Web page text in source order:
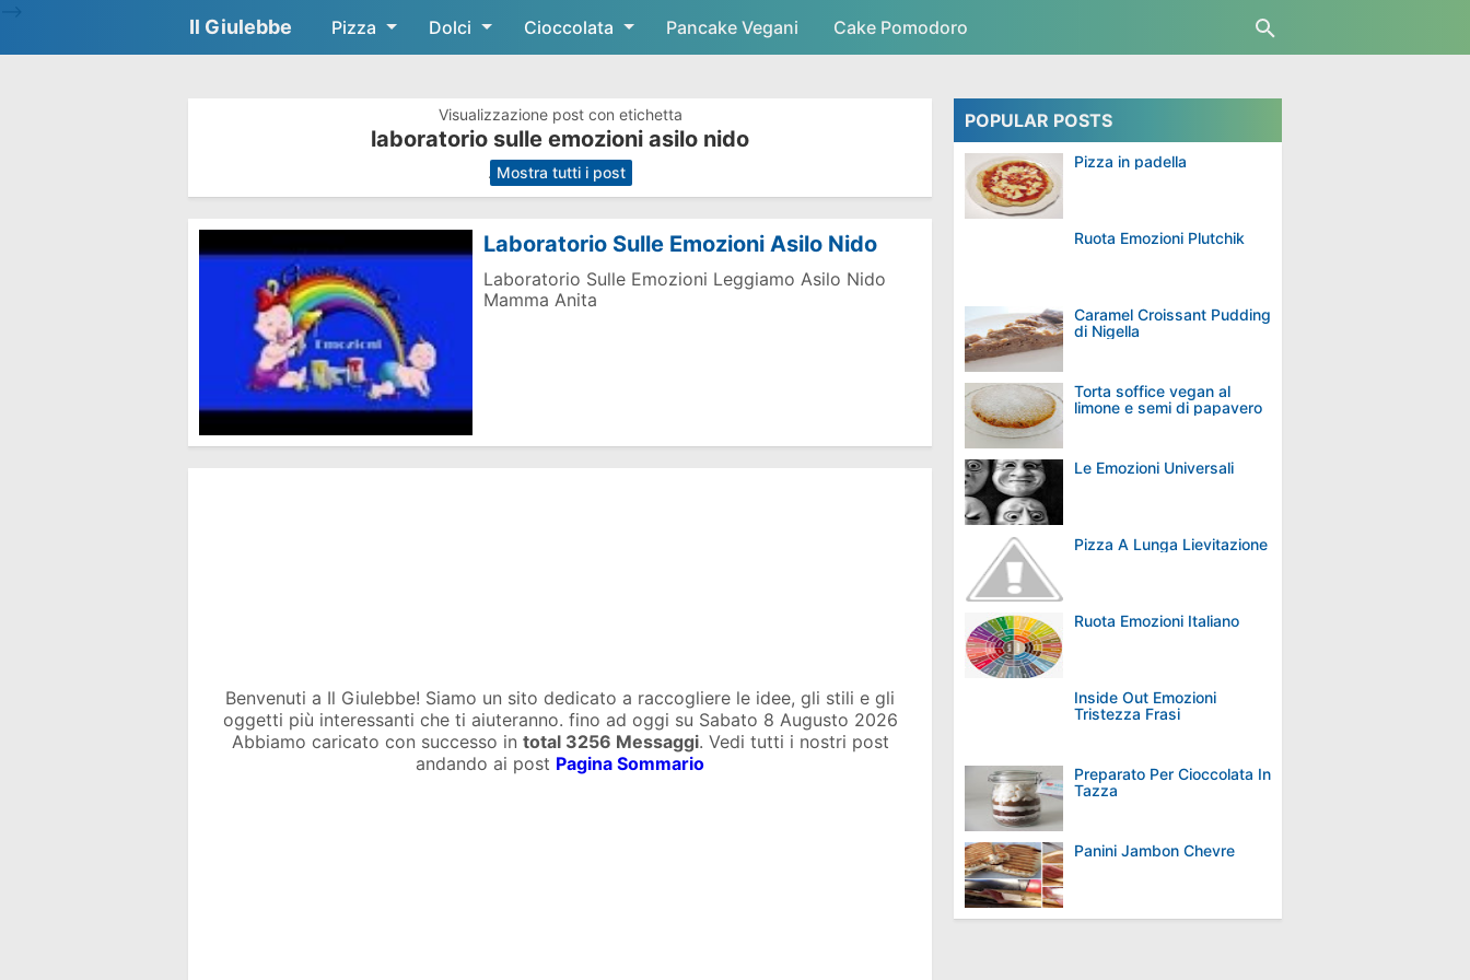
Skip to main content
Il Giulebbe Pizza Dolci Cioccolata Pancake Vegani Cake Pomodoro
Visualizzazione post con etichetta
laboratorio sulle emozioni asilo nido
. Mostra tutti i post
Laboratorio Sulle Emozioni Asilo Nido
Laboratorio Sulle Emozioni Leggiamo Asilo Nido
Mamma Anita
Benvenuti a Il Giulebbe! Siamo un sito dedicato a raccogliere le idee, gli stili e gli
oggetti più interessanti che ti aiuteranno. fino ad oggi su Sabato 8 Augusto 2026
Abbiamo caricato con successo in total 3256 Messaggi. Vedi tutti i nostri post
andando ai post Pagina Sommario
POPULAR POSTS
Pizza in padella
Ruota Emozioni Plutchik
Caramel Croissant Pudding
di Nigella
Torta soffice vegan al
limone e semi di papavero
Le Emozioni Universali
Pizza A Lunga Lievitazione
Ruota Emozioni Italiano
Inside Out Emozioni
Tristezza Frasi
Preparato Per Cioccolata In
Tazza
Panini Jambon Chevre